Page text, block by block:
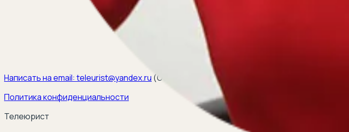
Написать на email: teleurist@yandex.ru (ООО ЭЛКОМ, ИНН 6670334641, ОГРН 1116670009796
Политика конфиденциальности
Телеюрист